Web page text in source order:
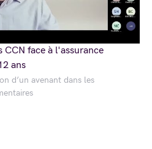
d’un avenant dans les
face à l'assurance
ans